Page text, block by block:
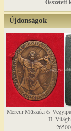
Összetett
Újdonságok
Mercur Műszaki és
II.